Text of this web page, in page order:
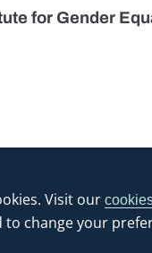
Visit our
change your
for Gender